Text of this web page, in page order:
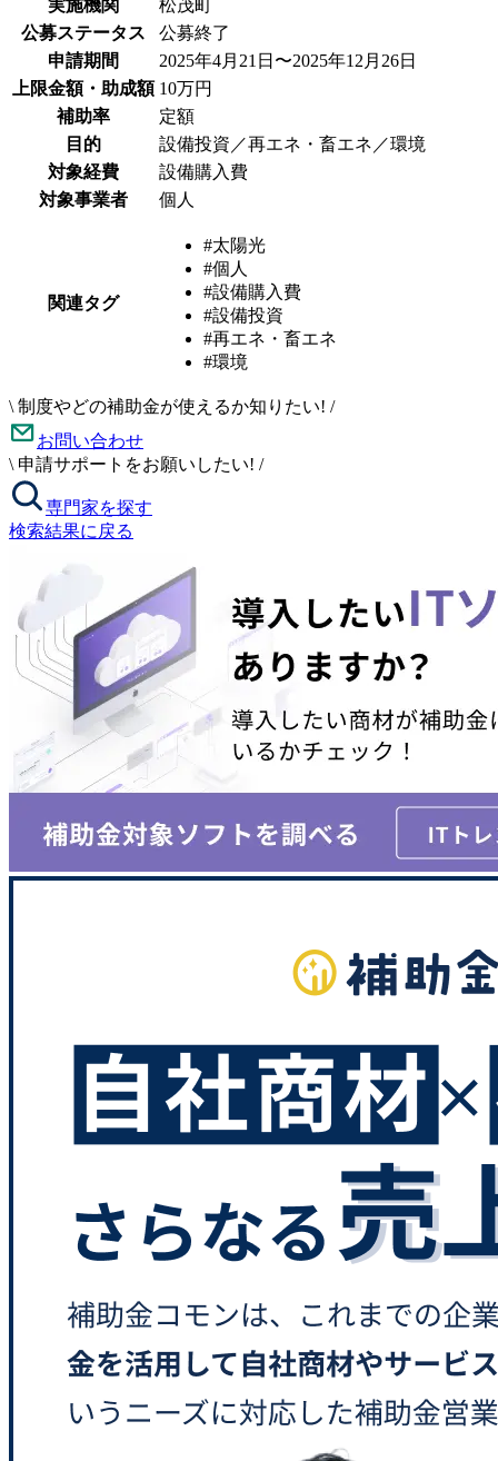
実施機関
松茂町
公募ステータス
公募終了
申請期間
2025年4月21日〜2025年12月26日
上限金額・助成額 10万円
補助率
定額
目的
設備投資／再エネ・畜エネ／環境
対象経費
設備購入費
対象事業者
個人
関連タグ
#太陽光
#個人
#設備購入費
#設備投資
#再エネ・畜エネ
#環境
\ 制度やどの補助金が使えるか知りたい! /
お問い合わせ
\ 申請サポートをお願いしたい! /
専門家を探す
検索結果に戻る